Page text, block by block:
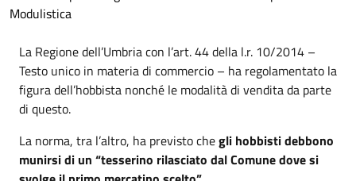
Modulistica
La Regione dell’Umbria con l’art. 44 della l.r. 10/2014 –
Testo unico in materia di commercio – ha regolamentato la
figura dell’hobbista nonché le modalità di vendita da parte
di questo.
La norma, tra l’altro, ha previsto chegli hobbisti debbono
munirsi di un “tesserino rilasciato dal Comune dove si